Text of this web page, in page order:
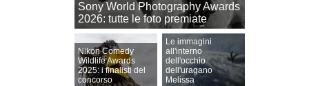
Sony World Photography Awards
2026: tutte le foto premiate
Nikon Comedy
Wildlife Awards
2025: i finalisti del
concorso
Le immagini
all'interno
dell'occhio
dell'uragano
Melissa